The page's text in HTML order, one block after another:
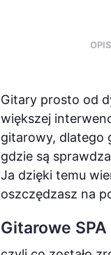
OPIS
Gitary prosto od
większej
gitarowy, dlatego
gdzie są
Ja dzięki temu
oszczędzasz na
Gitarowe SPA